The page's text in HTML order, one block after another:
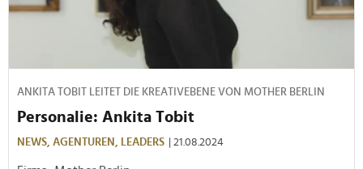
ANKITA TOBIT LEITET DIE KREATIVEBENE VON MOTHER BERLIN
Personalie: Ankita Tobit
NEWS, AGENTUREN, LEADERS | 21.08.2024